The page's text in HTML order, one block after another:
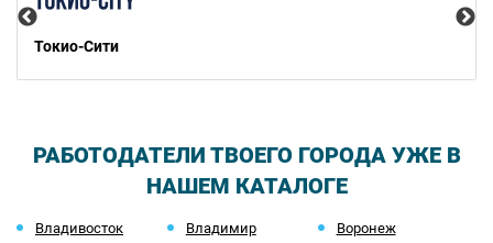
Токио-Сити
РАБОТОДАТЕЛИ ТВОЕГО ГОРОДА УЖЕ В
НАШЕМ КАТАЛОГЕ
Владивосток Владимир
Воронеж